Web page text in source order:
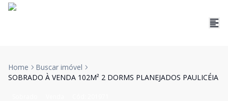
Home
Buscar imóvel
SOBRADO À VENDA 102M² 2 DORMS PLANEJADOS PAULICÉIA